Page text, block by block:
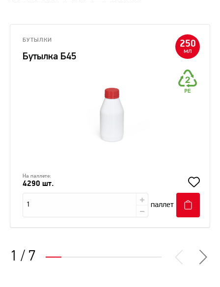
250
мл
БУТЫЛКИ
Бутылка Б45
На паллете:
4290 шт.
паллет
1 / 7